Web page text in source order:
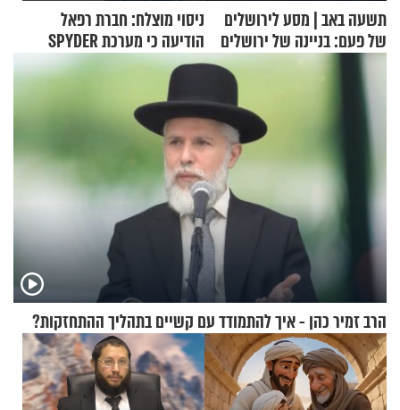
תשעה באב | מסע לירושלים
של פעם: בניינה של ירושלים
ניסוי מוצלח: חברת רפאל
הודיעה כי מערכת SPYDER
הצליחה ליירט כטב"ם
הרב זמיר כהן - איך להתמודד עם קשיים בתהליך ההתחזקות?